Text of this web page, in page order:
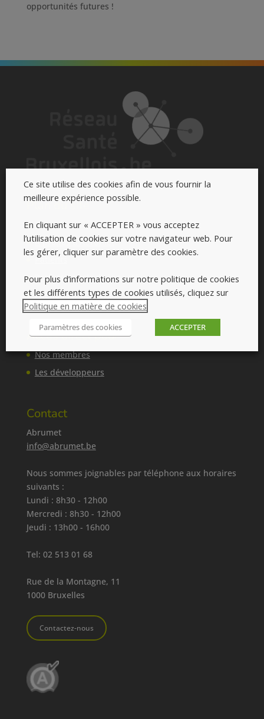
opportunités futures !
Plan du site
Accueil
A propos d'Abrumet
Patients
Professionnels de la santé
Agenda formations
Accès direct pour
Nos membres
Les développeurs
Contact
Abrumet
info@abrumet.be
Nous sommes joignables par téléphone aux horaires
suivants :
Lundi : 8h30 - 12h00
Mercredi : 8h30 - 12h00
Jeudi : 13h00 - 16h00
Tel: 02 513 01 68
Rue de la Montagne, 11
1000 Bruxelles
Contactez-nous
Ce site utilise des cookies afin de vous fournir la
meilleure expérience possible.
En cliquant sur « ACCEPTER » vous acceptez
l’utilisation de cookies sur votre navigateur web. Pour
les gérer, cliquer sur paramètre des cookies.
Pour plus d’informations sur notre politique de cookies
et les différents types de cookies utilisés, cliquez sur
Politique en matière de cookies
Paramètres des cookies ACCEPTER